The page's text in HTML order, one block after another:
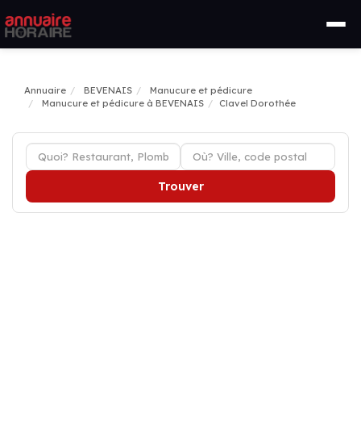
Annuaire BEVENAIS
Manucure et pédicure
Manucure et pédicure à BEVENAIS
Clavel Dorothée
Trouver